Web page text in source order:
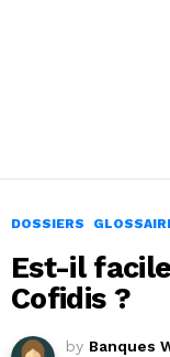
DOSSIERS
Est-il
Cofidis ?
by Banques